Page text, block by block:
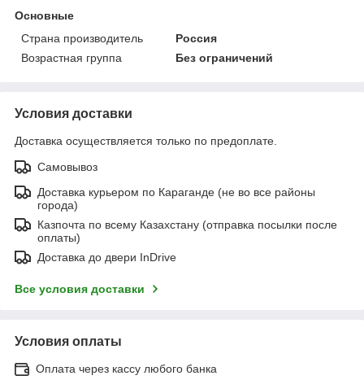
Основные
Страна производитель
Россия
Возрастная группа
Без ограничений
Условия доставки
Доставка осуществляется только по предоплате.
Самовывоз
Доставка курьером по Караганде (не во все районы
города)
Казпочта по всему Казахстану (отправка посылки после
оплаты)
Доставка до двери InDrive
Все условия доставки
Условия оплаты
Оплата через кассу любого банка